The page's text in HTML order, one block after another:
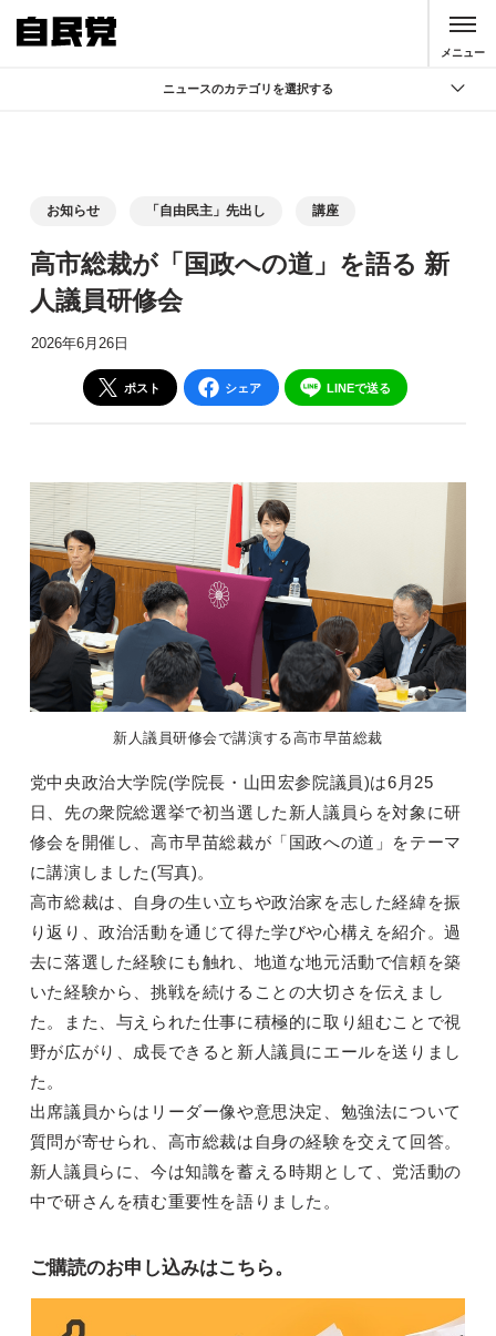
メニュー
ニュースのカテゴリを選択する
記者会見
お知らせ 「自由民主」先出し 講座
高市総裁が「国政への道」を語る 新
人議員研修会
2026年6月26日
ポスト シェア LINEで送る
新人議員研修会で講演する高市早苗総裁
党中央政治大学院(学院長・山田宏参院議員)は6月25
日、先の衆院総選挙で初当選した新人議員らを対象に研
修会を開催し、高市早苗総裁が「国政への道」をテーマ
に講演しました(写真)。
高市総裁は、自身の生い立ちや政治家を志した経緯を振
り返り、政治活動を通じて得た学びや心構えを紹介。過
去に落選した経験にも触れ、地道な地元活動で信頼を築
いた経験から、挑戦を続けることの大切さを伝えまし
た。また、与えられた仕事に積極的に取り組むことで視
野が広がり、成長できると新人議員にエールを送りまし
た。
出席議員からはリーダー像や意思決定、勉強法について
質問が寄せられ、高市総裁は自身の経験を交えて回答。
新人議員らに、今は知識を蓄える時期として、党活動の
中で研さんを積む重要性を語りました。
ご購読のお申し込みはこちら。